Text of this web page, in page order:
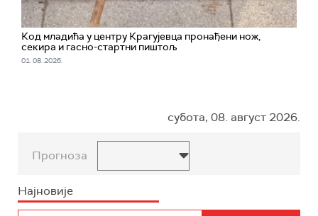
Код младића у центру Крагујевца пронађени нож,
секира и гасно-стартни пиштољ
01. 08. 2026.
субота, 08. август 2026.
Прогноза
Најновије